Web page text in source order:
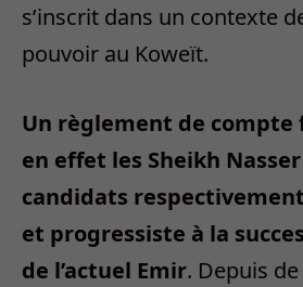
s’inscrit dans un contexte
pouvoir au Koweït.
Un règlement de compte
en effet les Sheikh
candidats
et progressiste à la
de l’actuel Emir. Depuis